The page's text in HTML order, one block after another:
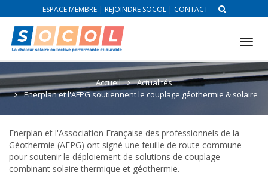
ESPACE MEMBRE| REJOINDRE SOCOL| CONTACT
Accueil
Actualités
Enerplan et l'AFPG soutiennent le couplage géothermie & solaire
Enerplan et l'Association Française des professionnels de la
Géothermie (AFPG) ont signé une feuille de route commune
pour soutenir le déploiement de solutions de couplage
combinant solaire thermique et géothermie.